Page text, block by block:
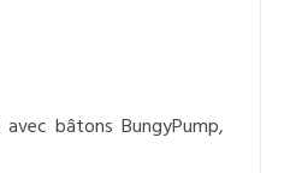
bâtons BungyPump,